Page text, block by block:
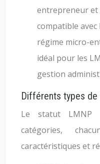
entrepreneur et
compatible avec
régime micro-
idéal pour les
gestion
Différents types de
Le statut LMNP
catégories,
caractéristiques et